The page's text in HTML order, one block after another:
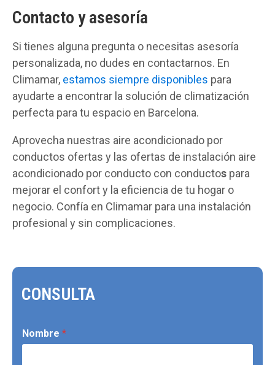
Contacto y asesoría
Si tienes alguna pregunta o necesitas asesoría
personalizada, no dudes en contactarnos. En
Climamar, estamos siempre disponibles para
ayudarte a encontrar la solución de climatización
perfecta para tu espacio en Barcelona.
Aprovecha nuestras aire acondicionado por
conductos ofertas y las ofertas de instalación aire
acondicionado por conducto con conductos para
mejorar el confort y la eficiencia de tu hogar o
negocio. Confía en Climamar para una instalación
profesional y sin complicaciones.
CONSULTA
Nombre *